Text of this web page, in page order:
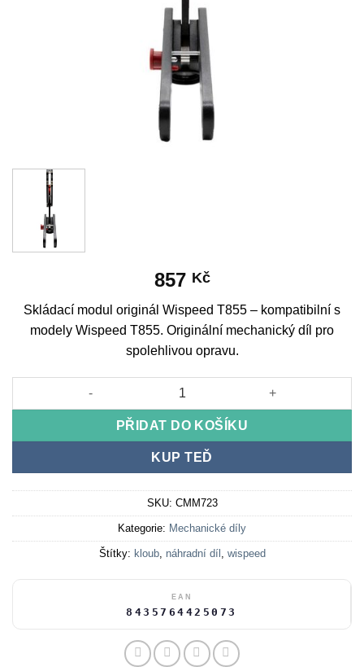
857 Kč
Skládací modul originál Wispeed T855 – kompatibilní s
modely Wispeed T855. Originální mechanický díl pro
spolehlivou opravu.
Skládací modul originál Wispeed T855 množství
PŘIDAT DO KOŠÍKU
KUP TEĎ
SKU: CMM723
Kategorie: Mechanické díly
Štítky: kloub, náhradní díl , wispeed
EAN
8435764425073